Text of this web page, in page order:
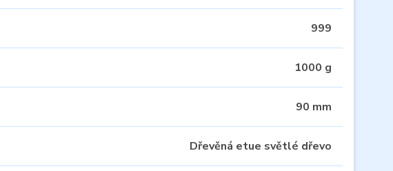
999
1000 g
90 mm
Dřevěná etue světlé dřevo